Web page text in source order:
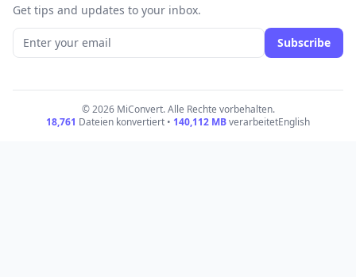
Get tips and updates to your inbox.
Subscribe
© 2026 MiConvert. Alle Rechte vorbehalten.
18,761 Dateien konvertiert • 140,112 MBverarbeitetEnglish